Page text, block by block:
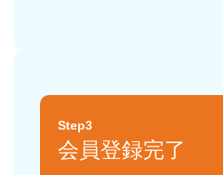
Step3
会員登録完了